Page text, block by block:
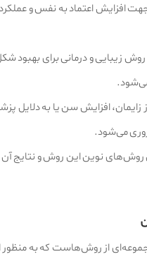
افزایش اعتماد به نفس و
زیبایی و درمانی برای بهبود
افزایش سن یا به‌ دلایل
می‌شود.
روش‌های نوین این روش و نتایج
از روش‌هاست که به‌ منظور